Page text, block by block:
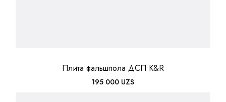
Плита фальшпола ДСП K&R
195 000 UZS